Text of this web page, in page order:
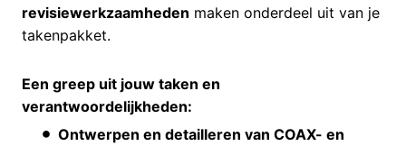
revisiewerkzaamheden maken onderdeel uit van je
takenpakket.
Een greep uit jouw taken en
verantwoordelijkheden:
Ontwerpen en detailleren van COAX- en